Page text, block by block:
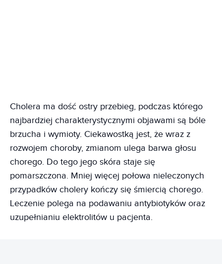
Cholera ma dość ostry przebieg, podczas którego
najbardziej charakterystycznymi objawami są bóle
brzucha i wymioty. Ciekawostką jest, że wraz z
rozwojem choroby, zmianom ulega barwa głosu
chorego. Do tego jego skóra staje się
pomarszczona. Mniej więcej połowa nieleczonych
przypadków cholery kończy się śmiercią chorego.
Leczenie polega na podawaniu antybiotyków oraz
uzupełnianiu elektrolitów u pacjenta.